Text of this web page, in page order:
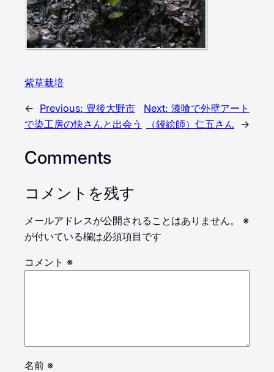
紫草栽培
← Previous: 豊後大野市
で染工房の快さんと出会う
Next: 漆喰で外壁アート
（鏝絵師）仁五さん
→
Comments
コメントを残す
メールアドレスが公開されることはありません。
※
が付いている欄は必須項目です
コメント ※
名前 ※